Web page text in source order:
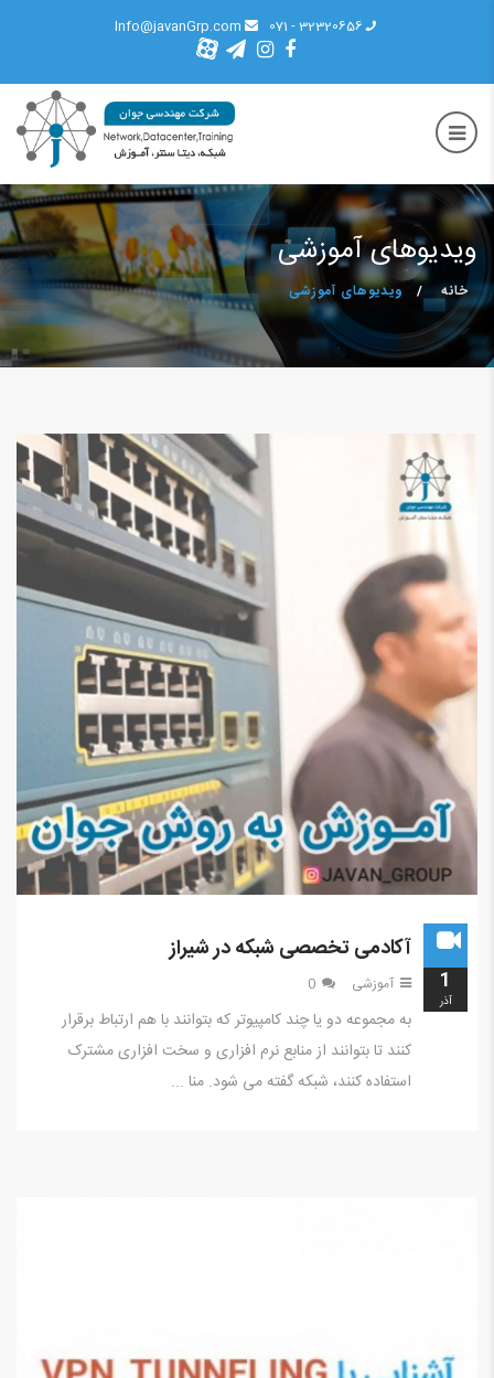
32320656 - 071
ویدیوهای آموزشی
خانه ویدیوهای آموزشی
آکادمی تخصصی شبکه در شیراز
آموزشی 0
به مجموعه دو یا چند کامپیوتر که بتوانند با هم ارتباط برقرار
کنند تا بتوانند از منابع نرم افزاری و سخت افزاری مشترک
استفاده کنند، شبکه گفته می شود. منا ...
1
آذر